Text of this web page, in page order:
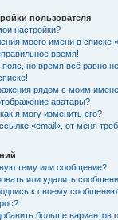
пользователя
настройки?
моего имени в списке
время!
но время всё равно
рядом с моим
аватары?
я могу изменить его?
«email», от меня
тему или сообщение?
или удалить
к своему
больше вариантов